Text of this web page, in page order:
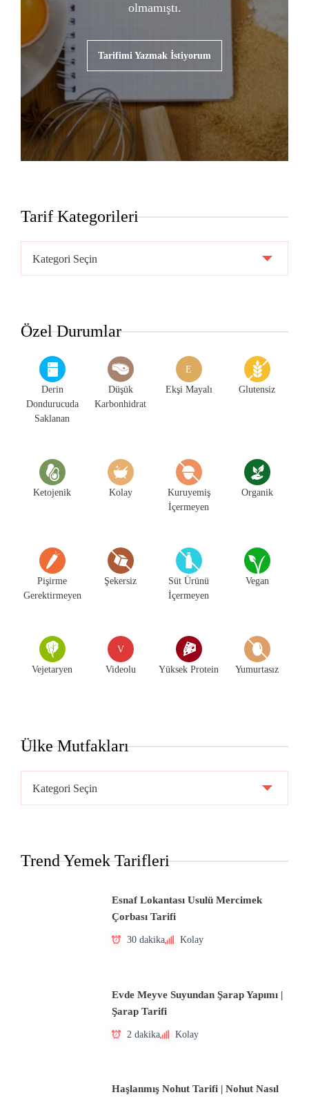
olmamıştı.
Tarifimi Yazmak İstiyorum
Tarif Kategorileri
Kategorileri
Özel Durumlar
Derin
Dondurucuda
Saklanan
Düşük
Karbonhidrat
E
Ekşi Mayalı Glutensiz
Ketojenik Kolay
Kuruyemiş
İçermeyen
Organik
Pişirme
Gerektirmeyen
Şekersiz
Süt Ürünü
İçermeyen
Vegan
Vejetaryen
V
Videolu Yüksek Protein Yumurtasız
Ülke Mutfakları
Mutfakları
Trend Yemek Tarifleri
Esnaf Lokantası Usulü Mercimek
Çorbası Tarifi
30 dakika Kolay
Evde Meyve Suyundan Şarap Yapımı |
Şarap Tarifi
2 dakika Kolay
Haşlanmış Nohut Tarifi | Nohut Nasıl